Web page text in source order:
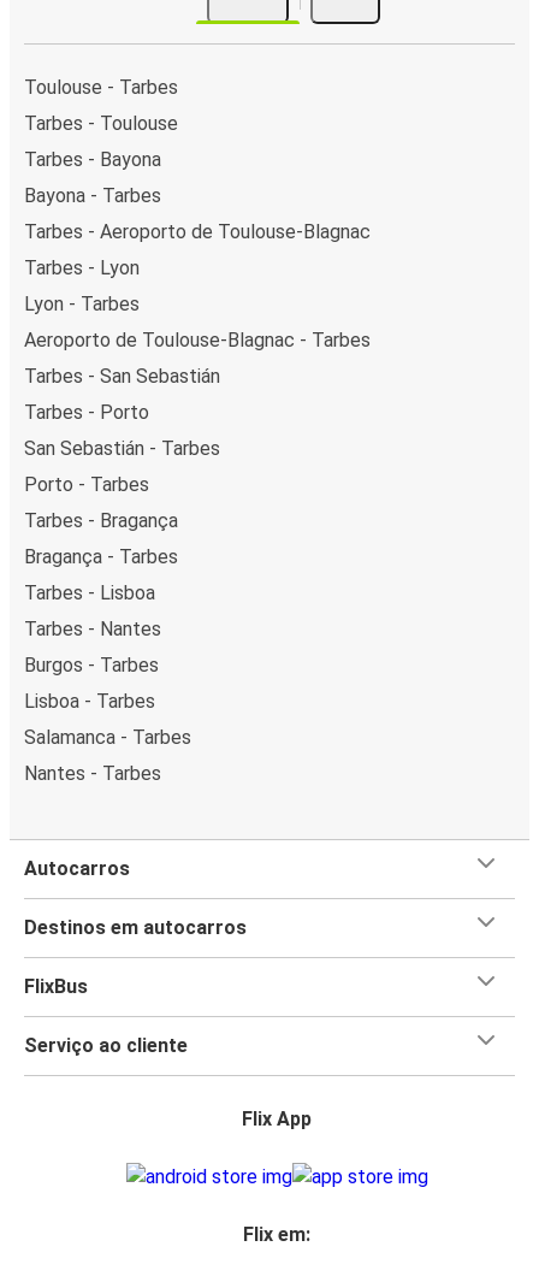
Toulouse - Tarbes
Tarbes - Toulouse
Tarbes - Bayona
Bayona - Tarbes
Tarbes - Aeroporto de Toulouse-Blagnac
Tarbes - Lyon
Lyon - Tarbes
Aeroporto de Toulouse-Blagnac - Tarbes
Tarbes - San Sebastián
Tarbes - Porto
San Sebastián - Tarbes
Porto - Tarbes
Tarbes - Bragança
Bragança - Tarbes
Tarbes - Lisboa
Tarbes - Nantes
Burgos - Tarbes
Lisboa - Tarbes
Salamanca - Tarbes
Nantes - Tarbes
Autocarros
Destinos em autocarros
FlixBus
Serviço ao cliente
Flix App
Flix em: